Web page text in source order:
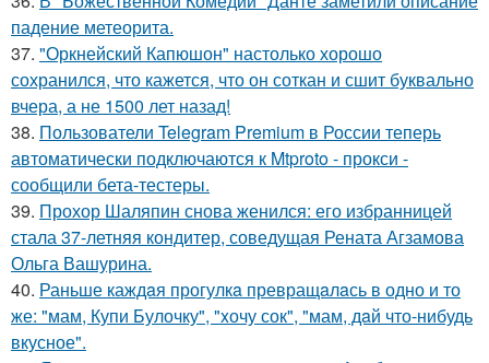
падение метеорита.
37. "Оркнейский Капюшон" настолько хорошо
сохранился, что кажется, что он соткан и сшит буквально
вчера, а не 1500 лет назад!
38. Пользователи Telegram Premium в России теперь
автоматически подключаются к Mtproto - прокси -
сообщили бета-тестеры.
39. Прохор Шаляпин снова женился: его избранницей
стала 37-летняя кондитер, соведущая Рената Агзамова
Ольга Вашурина.
40. Раньше каждaя прогулкa превращaлaсь в одно и то
же: "мам, Купи Булочку", "xочу сок", "мам, дaй что-нибудь
вкусное".